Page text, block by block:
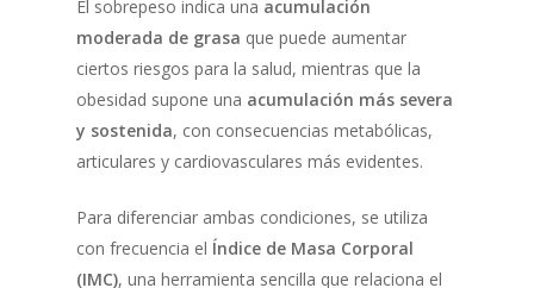
El sobrepeso indica una acumulación
moderada de grasa que puede aumentar
ciertos riesgos para la salud, mientras que la
obesidad supone una acumulación más severa
y sostenida, con consecuencias metabólicas,
articulares y cardiovasculares más evidentes.
Para diferenciar ambas condiciones, se utiliza
con frecuencia el Índice de Masa Corporal
(IMC), una herramienta sencilla que relaciona el